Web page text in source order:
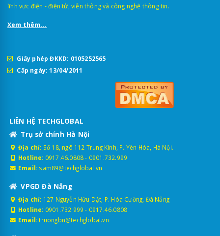
lĩnh vực điện - điện tử, viễn thông và công nghệ thông tin.
Xem thêm...
Giấy phép ĐKKD: 0105252565
Cấp ngày: 13/04/2011
LIÊN HỆ TECHGLOBAL
Trụ sở chính Hà Nội
Địa chỉ: Số 18, ngõ 112 Trung Kính, P. Yên Hòa, Hà Nội.
Hotline: 0917.46.0808- 0901.732.999
Email: sam89@techglobal.vn
VPGD Đà Nẵng
Địa chỉ: 127 Nguyễn Hữu Dật, P. Hòa Cường, Đà Nẵng
Hotline: 0901.732.999 - 0917.46.0808
Email: truongbn@techglobal.vn